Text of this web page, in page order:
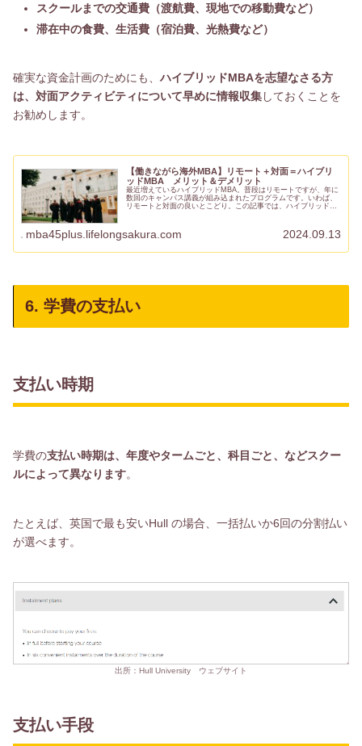
スクールまでの交通費（渡航費、現地での移動費など）
滞在中の食費、生活費（宿泊費、光熱費など）
確実な資金計画のためにも、 ハイブリッドMBAを志望なさる方
は、対面アクティビティについて早めに情報収集しておくことを
お勧めします。
【働きながら海外MBA】リモート＋対面＝ハイブリ
ッドMBA メリット＆デメリット
最近増えているハイブリッドMBA。普段はリモートですが、年に
数回のキャンパス講義が組み込まれたプログラムです。いわば、
リモートと対面の良いとこどり。この記事では、ハイブリッド
mba45plus.lifelongsakura.com 2024.09.13
6. 学費の支払い
支払い時期
学費の支払い時期は、年度やタームごと、科目ごと、などスクー
ルによって異なります。
たとえば、英国で最も安いHull の場合、一括払いか6回の分割払い
が選べます。
出所：Hull University ウェブサイト
支払い手段